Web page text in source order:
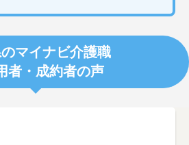
マイナビ介護職
者・成約者の声